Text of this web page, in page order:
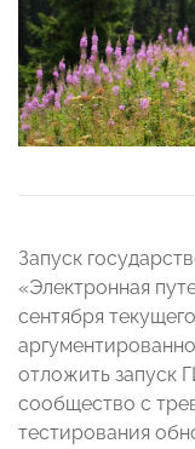
Запуск
«Электронная
сентября
отложить запуск
сообщество с
тестирования